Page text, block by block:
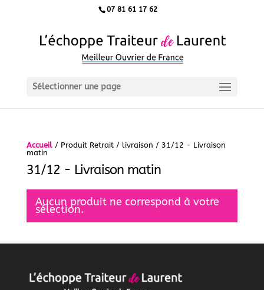
07 81 61 17 62
Sélectionner une page
Accueil/ Produit Retrait / livraison / 31/12 - Livraison
matin
31/12 - Livraison matin
Aucun produit ne correspond à votre
sélection.